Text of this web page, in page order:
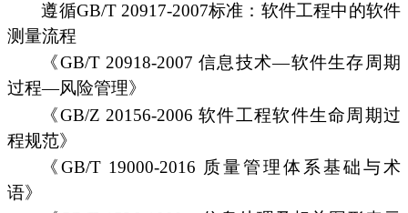
遵循GB/T 20917-2007标准：软件工程中的软件
测量流程
《GB/T 20918-2007 信息技术—软件生存周期
过程—风险管理》
《GB/Z 20156-2006 软件工程软件生命周期过
程规范》
《GB/T 19000-2016 质量管理体系基础与术
语》